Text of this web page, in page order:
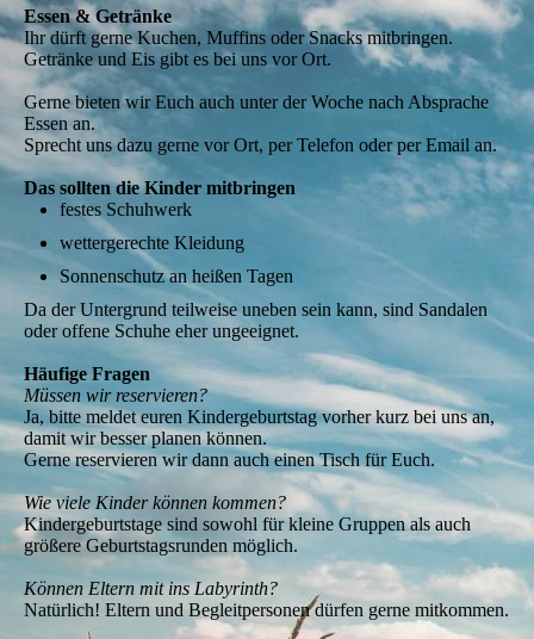
Essen & Getränke
Ihr dürft gerneKuchen, Muffins oder Snacks mitbringen.
Getränke und Eis gibt es bei uns vor Ort.
Gerne bieten wir Euch auch unter der Woche nach Absprache
Essen an.
Sprecht uns dazu gerne vor Ort, per Telefon oder per Email an.
Das sollten die Kinder mitbringen
festes Schuhwerk
wettergerechte Kleidung
Sonnenschutz an heißen Tagen
Da der Untergrund teilweise uneben sein kann, sind Sandalen
oder offene Schuhe eher ungeeignet.
Häufige Fragen
Müssen wir reservieren?
Ja, bitte meldet euren Kindergeburtstag vorher kurz bei uns an,
damit wir besser planen können.
Gerne reservieren wir dann auch einen Tisch für Euch.
Wie viele Kinder können kommen?
Kindergeburtstage sind sowohl für kleine Gruppen als auch
größere Geburtstagsrunden möglich.
Können Eltern mit ins Labyrinth?
Natürlich! Eltern und Begleitpersonen dürfen gerne mitkommen.